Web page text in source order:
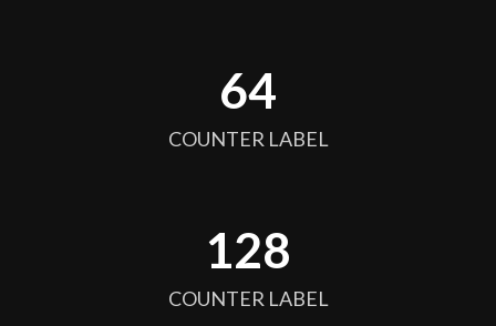
64
COUNTER LABEL
128
COUNTER LABEL